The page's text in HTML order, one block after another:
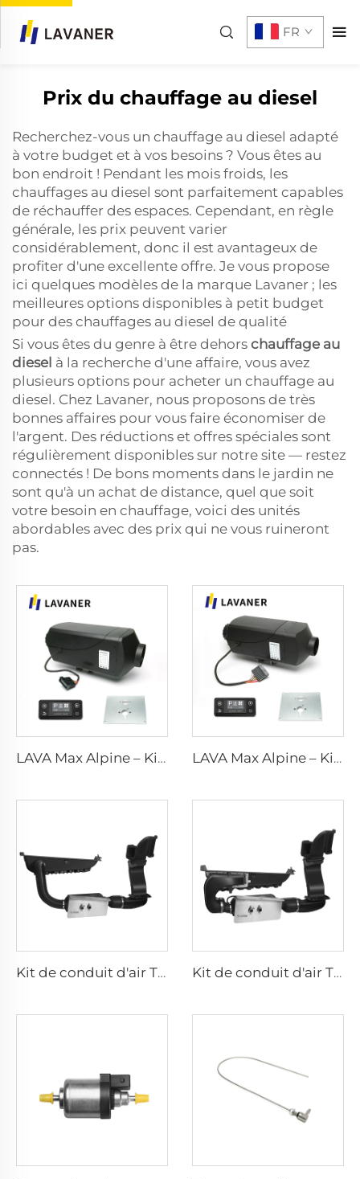
FR
Prix du chauffage au diesel
Recherchez-vous un chauffage au diesel adapté
à votre budget et à vos besoins ? Vous êtes au
bon endroit ! Pendant les mois froids, les
chauffages au diesel sont parfaitement capables
de réchauffer des espaces. Cependant, en règle
générale, les prix peuvent varier
considérablement, donc il est avantageux de
profiter d'une excellente offre. Je vous propose
ici quelques modèles de la marque Lavaner ; les
meilleures options disponibles à petit budget
pour des chauffages au diesel de qualité
Si vous êtes du genre à être dehors chauffage au
diesel à la recherche d'une affaire, vous avez
plusieurs options pour acheter un chauffage au
diesel. Chez Lavaner, nous proposons de très
bonnes affaires pour vous faire économiser de
l'argent. Des réductions et offres spéciales sont
régulièrement disponibles sur notre site — restez
connectés ! De bons moments dans le jardin ne
sont qu'à un achat de distance, quel que soit
votre besoin en chauffage, voici des unités
abordables avec des prix qui ne vous ruineront
pas.
LAVA Max Alpine – Kits standard de 5 kW LAVA Max Alpine – Kits standard de 2 kW
Kit de conduit d'air T5/6 - Standard Kit de conduit d'air T5/6 - Premium